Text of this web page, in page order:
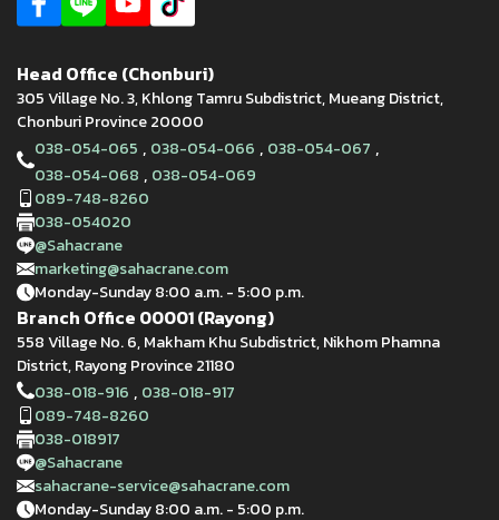
Head Office (Chonburi)
305 Village No. 3, Khlong Tamru Subdistrict, Mueang District,
Chonburi Province 20000
038-054-065 , 038-054-066 , 038-054-067 ,
038-054-068 , 038-054-069
089-748-8260
038-054020
@Sahacrane
marketing@sahacrane.com
Monday-Sunday 8:00 a.m. - 5:00 p.m.
Branch Office 00001 (Rayong)
558 Village No. 6, Makham Khu Subdistrict, Nikhom Phamna
District, Rayong Province 21180
038-018-916 , 038-018-917
089-748-8260
038-018917
@Sahacrane
sahacrane-service@sahacrane.com
Monday-Sunday 8:00 a.m. - 5:00 p.m.